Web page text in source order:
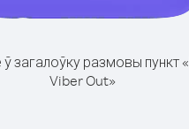
загалоўку размовы пункт
Viber Out»